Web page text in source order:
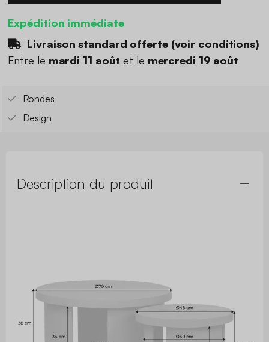
Expédition immédiate
Livraison standard offerte (voir conditions)
Entre le mardi 11 août et le mercredi 19 août
Rondes
Design
Description du produit